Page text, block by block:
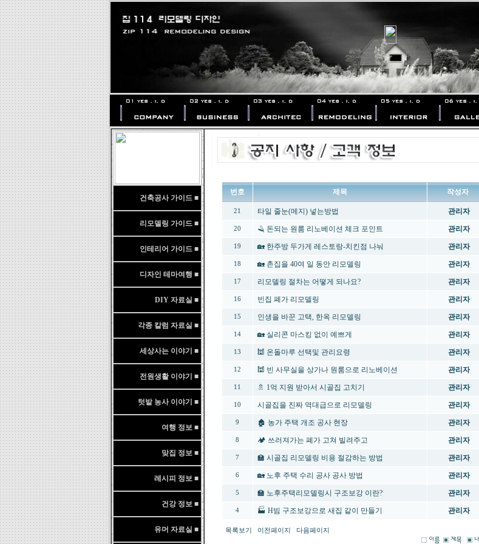
건축공사 가이드 ■
리모델링 가이드 ■
인테리어 가이드 ■
디자인 테마여행 ■
DIY 자료실 ■
각종 칼럼 자료실 ■
세상사는 이야기 ■
전원생활 이야기 ■
텃밭 농사 이야기 ■
여행 정보 ■
맞집 정보 ■
레시피 정보 ■
건강 정보 ■
유머 자료실 ■
번호
제목 작성자
21 타일 줄눈(메지) 넣는방법 관리자
20 🪒 돈되는 원룸 리노베이션 체크 포인트 관리자
19 🏡 한주방 두가게 레스토랑-치킨점 나눠 관리자
18 🏡 촌집을 40여 일 동안 리모델링 관리자
17 리모델링 절차는 어떻게 되나요? 관리자
16 빈집 폐가 리모델링 관리자
15 인생을 바꾼 고택, 한옥 리모델링 관리자
14 🏡 실리콘 마스킹 없이 예쁘게 관리자
13 🕍 온돌마루 선택및 관리요령 관리자
12 🕍 빈 사무실을 상가나 원룸으로 리노베이션 관리자
11 🚿 1억 지원 받아서 시골집 고치기 관리자
10 시골집을 진짜 역대급으로 리모델링 관리자
9 🏚️ 농가 주택 개조 공사 현장 관리자
8 🏕️ 쓰러져가는 폐가 고쳐 빌려주고 관리자
7 🏫 시골집 리모델링 비용 절감하는 방법 관리자
6 🏡 노후 주택 수리 공사 공사 방법 관리자
5 🏫 노후주택리모델링시 구조보강 이란? 관리자
4 🏭 H빔 구조보강으로 새집 같이 만들기 관리자
목록보기 이전페이지 다음페이지